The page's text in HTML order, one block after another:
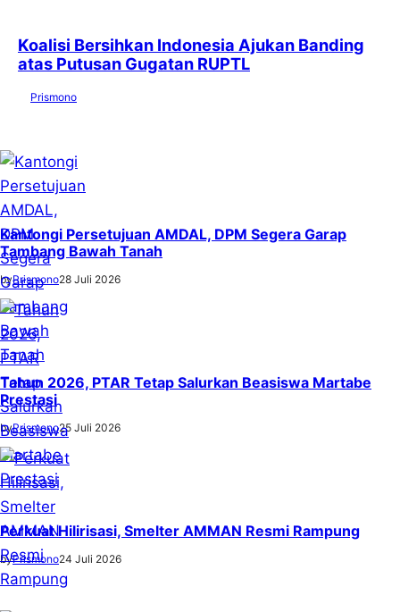
Koalisi Bersihkan Indonesia Ajukan Banding
atas Putusan Gugatan RUPTL
Prismono
Kantongi Persetujuan AMDAL, DPM Segera Garap
Tambang Bawah Tanah
byPrismono28 Juli 2026
Tahun 2026, PTAR Tetap Salurkan Beasiswa Martabe
Prestasi
byPrismono25 Juli 2026
Perkuat Hilirisasi, Smelter AMMAN Resmi Rampung
byPrismono24 Juli 2026